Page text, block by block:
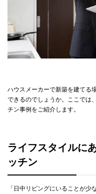
ハウスメーカーで新築を建てる
できるのでしょうか。ここでは
チン事例をご紹介します。
ライフスタイルに
ッチン
「日中リビングにいることが